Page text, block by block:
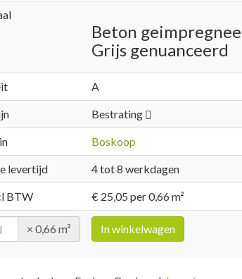
Beton
Grijs genuanceerd
A
Bestrating
Boskoop
levertijd 4 tot 8 werkdagen
BTW € 25,05 per 0,66 m²
× 0,66 m² In winkelwagen